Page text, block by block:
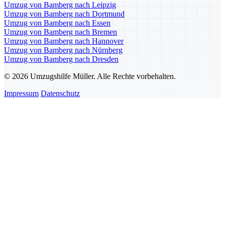
Umzug von Bamberg nach Leipzig
Umzug von Bamberg nach Dortmund
Umzug von Bamberg nach Essen
Umzug von Bamberg nach Bremen
Umzug von Bamberg nach Hannover
Umzug von Bamberg nach Nürnberg
Umzug von Bamberg nach Dresden
© 2026 Umzugshilfe Müller. Alle Rechte vorbehalten.
Impressum Datenschutz